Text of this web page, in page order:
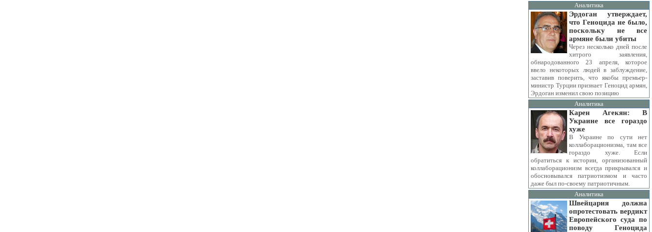
Аналитика
Эрдоган утверждает,
что Геноцида не было,
поскольку не все
армяне были убиты
Через несколько дней после
хитрого заявления,
обнародованного 23 апреля, которое
ввело некоторых людей в заблуждение,
заставив поверить, что якобы премьер-
министр Турции признает Геноцид армян,
Эрдоган изменил свою позицию
Аналитика
Карен Агекян: В
Украине все гораздо
хуже
В Украине по сути нет
коллаборационизма, там все
гораздо хуже. Если
обратиться к истории, организованный
коллаборационизм всегда прикрывался и
обосновывался патриотизмом и часто
даже был по-своему патриотичным.
Аналитика
Швейцария должна
опротестовать вердикт
Европейского суда по
поводу Геноцида